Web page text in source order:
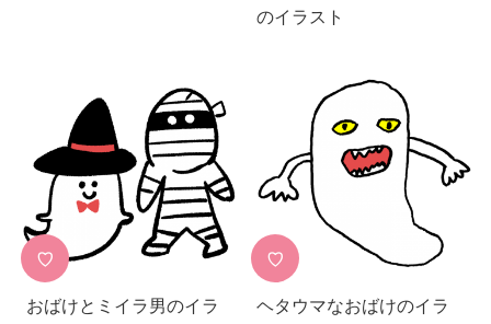
のイラスト
♡
おばけとミイラ男のイラ
♡
ヘタウマなおばけのイラ